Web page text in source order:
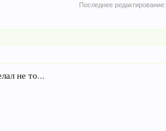
Последнее редактирование:
не то...